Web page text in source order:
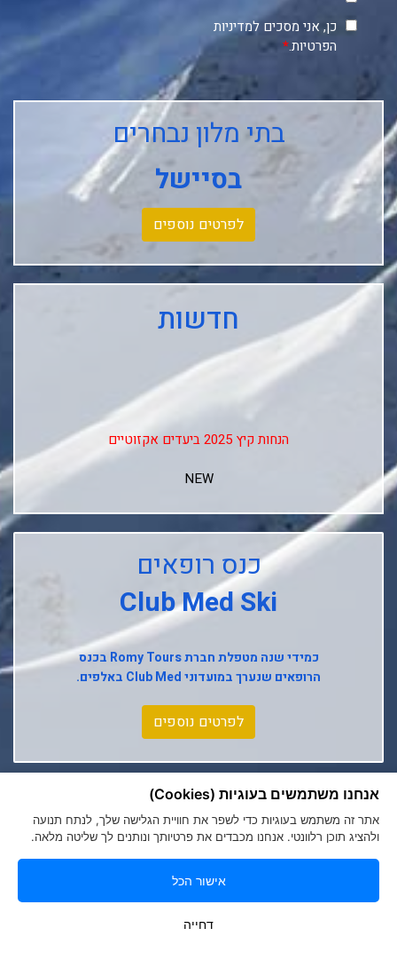
כן, אני מסכים למדיניות
הפרטיות.*
בתי מלון נבחרים
בסיישל
לפרטים נוספים
חדשות
הנחות קיץ 2025 ביעדים אקזוטיים
NEW
Club Med Les Arcs Panorama
Club Med L'alpe D'huez
Club Med La Rosiere
Club Med Tignes
Club Med Seychelles
כנס רופאים
Club Med Ski
כמידי שנה מטפלת חברתRomy Tours בכנס
הרופאים שנערך במועדוניClub Med באלפים.
לפרטים נוספים
אנחנו משתמשים בעוגיות (Cookies)
אתר זה משתמש בעוגיות כדי לשפר את חוויית הגלישה שלך, לנתח תנועה
ולהציג תוכן רלוונטי. אנחנו מכבדים את פרטיותך ונותנים לך שליטה מלאה.
אישור הכל
דחייה